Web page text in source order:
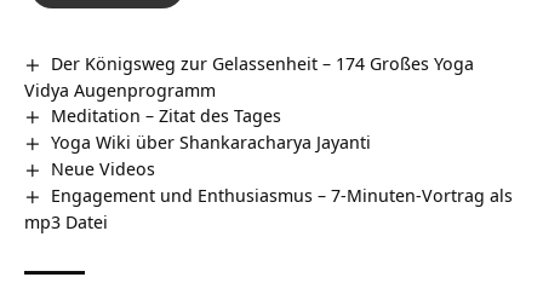
Der Königsweg zur Gelassenheit – 174 Großes Yoga
Vidya Augenprogramm
Meditation – Zitat des Tages
Yoga Wiki über Shankaracharya Jayanti
Neue Videos
Engagement und Enthusiasmus – 7-Minuten-Vortrag als
mp3 Datei